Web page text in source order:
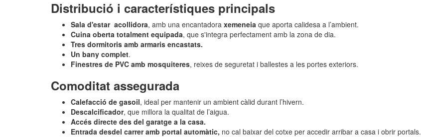
Distribució i característiques principals
Sala d'estar acollidora, amb una encantadora xemeneia que aporta calidesa a l’ambient.
Cuina oberta totalment equipada, que s'integra perfectament amb la zona de dia.
Tres dormitoris amb armaris encastats.
Un bany complet.
Finestres de PVC amb mosquiteres, reixes de seguretat i ballestes a les portes exteriors.
Comoditat assegurada
Calefacció de gasoil, ideal per mantenir un ambient càlid durant l’hivern.
Descalcificador, que millora la qualitat de l’aigua.
Accés directe des del garatge a la casa.
Entrada desdel carrer amb portal automàtic, no cal baixar del cotxe per accedir arribar a casa i obrir portals.